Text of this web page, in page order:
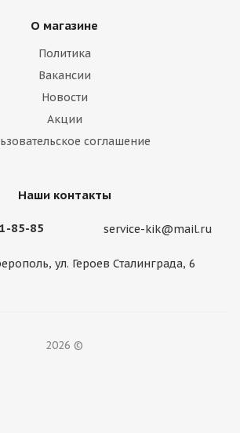
О магазине
Политика
Вакансии
Новости
Акции
соглашение
Наши контакты
85-85 service-kik@mail.ru
ул. Героев Сталинграда, 6
2026 ©